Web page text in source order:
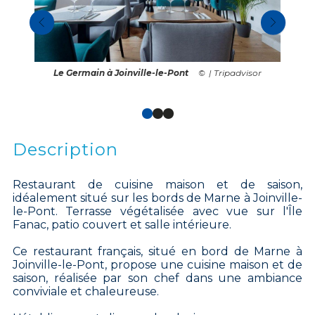
Le Germain à Joinville-le-Pont | Tripadvisor
Description
Restaurant de cuisine maison et de saison,
idéalement situé sur les bords de Marne à Joinville-
le-Pont. Terrasse végétalisée avec vue sur l'Île
Fanac, patio couvert et salle intérieure.
Ce restaurant français, situé en bord de Marne à
Joinville-le-Pont, propose une cuisine maison et de
saison, réalisée par son chef dans une ambiance
conviviale et chaleureuse.